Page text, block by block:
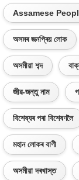
Assamese
অসমৰ জনপ্ৰিয় লোক
অসমীয়া শব্দ
জীৱ-জন্তু নাম
বিশেষ্যৰ পৰা বিশেষণলৈ
মহান লোকৰ বাণী
অসমীয়া দৰখাস্ত